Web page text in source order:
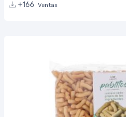
+166 Ventas